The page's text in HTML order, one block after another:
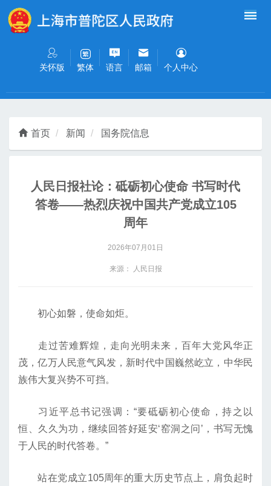
无障碍操作说明
关怀版 繁体 语言 邮箱 个人中心
首页 新闻 国务院信息
人民日报社论：砥砺初心使命 书写时代
答卷——热烈庆祝中国共产党成立105
周年
2026年07月01日
来源： 人民日报
初心如磐，使命如炬。
走过苦难辉煌，走向光明未来，百年大党风华正
茂，亿万人民意气风发，新时代中国巍然屹立，中华民
族伟大复兴势不可挡。
习近平总书记强调：“要砥砺初心使命，持之以
恒、久久为功，继续回答好延安‘窑洞之问’，书写无愧
于人民的时代答卷。”
站在党成立105周年的重大历史节点上，肩负起时